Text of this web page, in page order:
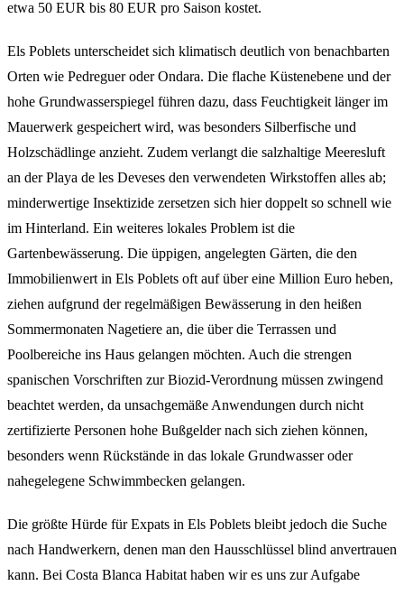
etwa 50 EUR bis 80 EUR pro Saison kostet.
Els Poblets unterscheidet sich klimatisch deutlich von benachbarten
Orten wie Pedreguer oder Ondara. Die flache Küstenebene und der
hohe Grundwasserspiegel führen dazu, dass Feuchtigkeit länger im
Mauerwerk gespeichert wird, was besonders Silberfische und
Holzschädlinge anzieht. Zudem verlangt die salzhaltige Meeresluft
an der Playa de les Deveses den verwendeten Wirkstoffen alles ab;
minderwertige Insektizide zersetzen sich hier doppelt so schnell wie
im Hinterland. Ein weiteres lokales Problem ist die
Gartenbewässerung. Die üppigen, angelegten Gärten, die den
Immobilienwert in Els Poblets oft auf über eine Million Euro heben,
ziehen aufgrund der regelmäßigen Bewässerung in den heißen
Sommermonaten Nagetiere an, die über die Terrassen und
Poolbereiche ins Haus gelangen möchten. Auch die strengen
spanischen Vorschriften zur Biozid-Verordnung müssen zwingend
beachtet werden, da unsachgemäße Anwendungen durch nicht
zertifizierte Personen hohe Bußgelder nach sich ziehen können,
besonders wenn Rückstände in das lokale Grundwasser oder
nahegelegene Schwimmbecken gelangen.
Die größte Hürde für Expats in Els Poblets bleibt jedoch die Suche
nach Handwerkern, denen man den Hausschlüssel blind anvertrauen
kann. Bei Costa Blanca Habitat haben wir es uns zur Aufgabe